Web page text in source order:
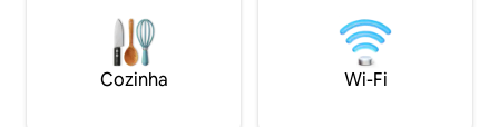
Cozinha Wi-Fi